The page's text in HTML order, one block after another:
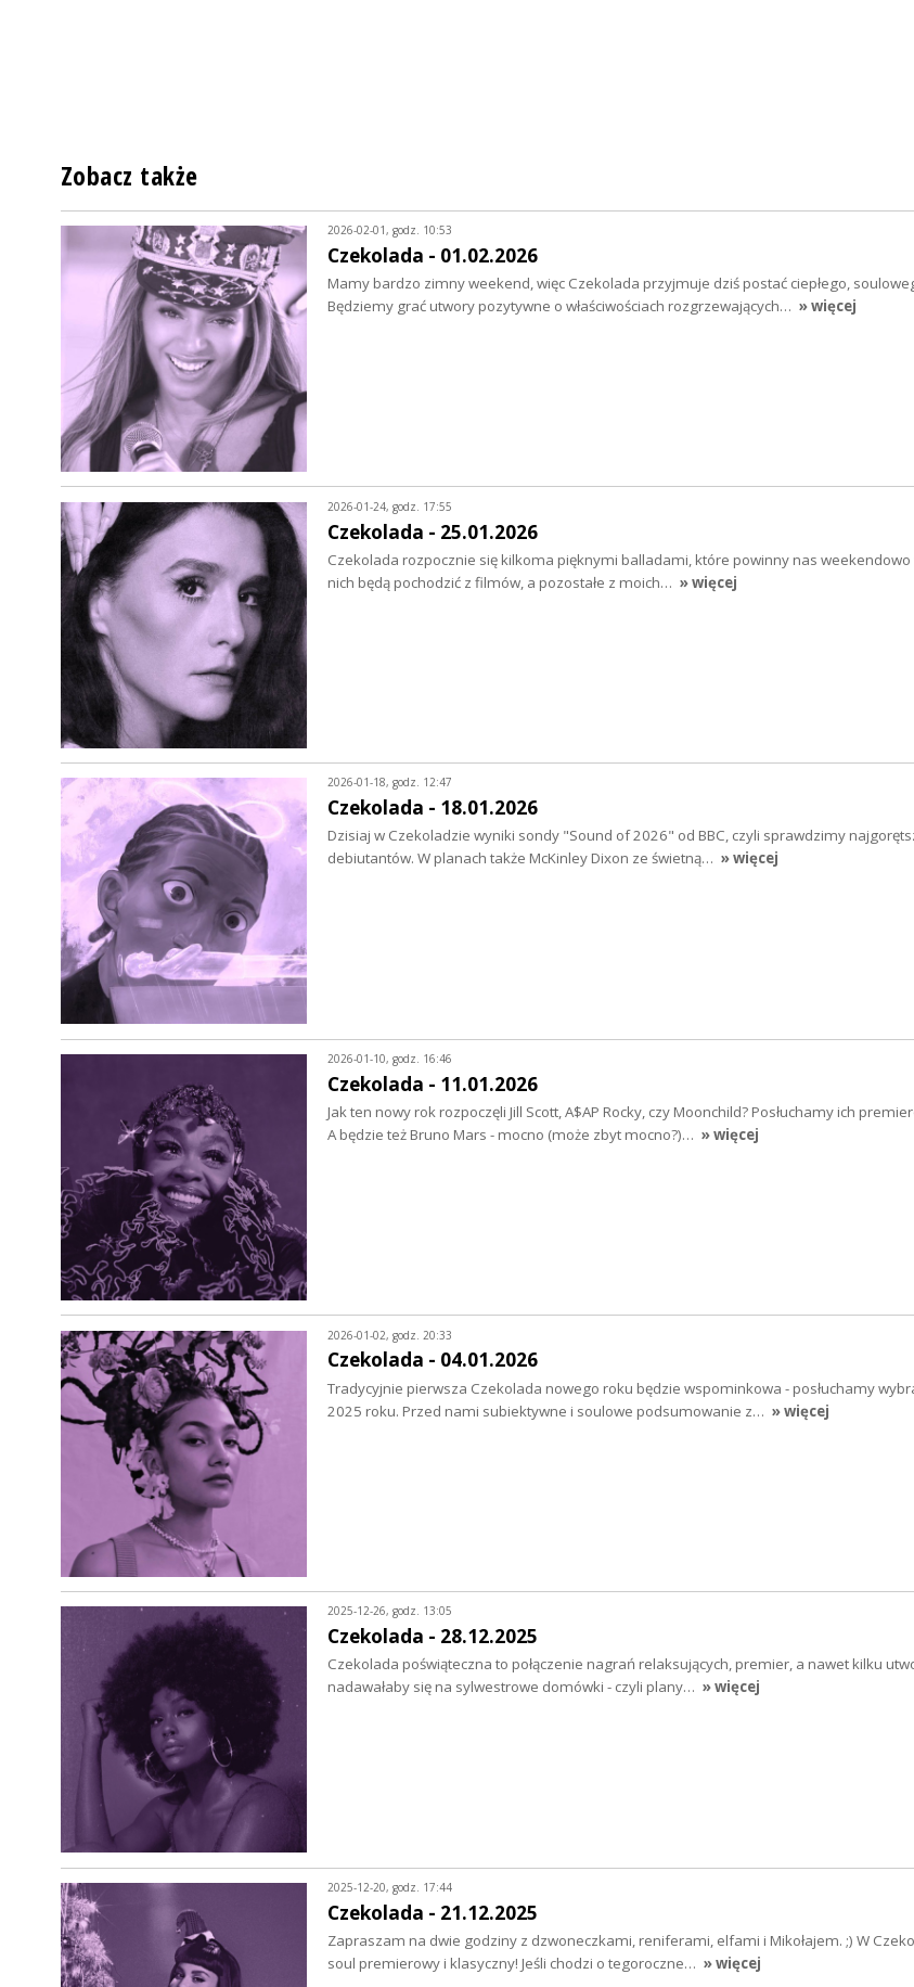
Zobacz także
2026-02-01, godz. 10:53
Czekolada - 01.02.2026
Mamy bardzo zimny weekend, więc Czekolada przyjmuje dziś postać ciepłego,
Będziemy grać utwory pozytywne o właściwościach rozgrzewających… » więcej
2026-01-24, godz. 17:55
Czekolada - 25.01.2026
Czekolada rozpocznie się kilkoma pięknymi balladami, które powinny nas weekendowo
nich będą pochodzić z filmów, a pozostałe z moich… » więcej
2026-01-18, godz. 12:47
Czekolada - 18.01.2026
Dzisiaj w Czekoladzie wyniki sondy "Sound of 2026" od BBC, czyli sprawdzimy
debiutantów. W planach także McKinley Dixon ze świetną… » więcej
2026-01-10, godz. 16:46
Czekolada - 11.01.2026
Jak ten nowy rok rozpoczęli Jill Scott, A$AP Rocky, czy Moonchild? Posłuchamy ich
A będzie też Bruno Mars - mocno (może zbyt mocno?)… » więcej
2026-01-02, godz. 20:33
Czekolada - 04.01.2026
Tradycyjnie pierwsza Czekolada nowego roku będzie wspominkowa - posłuchamy
2025 roku. Przed nami subiektywne i soulowe podsumowanie z… » więcej
2025-12-26, godz. 13:05
Czekolada - 28.12.2025
Czekolada poświąteczna to połączenie nagrań relaksujących, premier, a nawet kilku
nadawałaby się na sylwestrowe domówki - czyli plany… » więcej
2025-12-20, godz. 17:44
Czekolada - 21.12.2025
Zapraszam na dwie godziny z dzwoneczkami, reniferami, elfami i Mikołajem. ;) W
soul premierowy i klasyczny! Jeśli chodzi o tegoroczne… » więcej